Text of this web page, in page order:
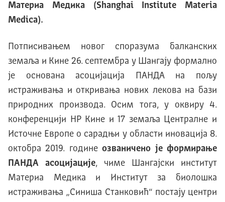
Материа Медика (Shanghai Institute Materia
Мedica).
Потписивањем новог споразума балканских
земаља и Кине 26. септембра у Шангају формално
је основана асоцијација ПАНДА на пољу
истраживања и откривања нових лекова на бази
природних производа. Осим тога, у оквиру 4.
конференцији НР Кине и 17 земаља Централне и
Источне Европе о сарадњи у области иновација 8.
октобра 2019. годинеозваничено је формирање
ПАНДА асоцијације, чиме Шангајски институт
Материа Медика и Институт за биолошка
истраживања „Синиша Станковић“ постају центри